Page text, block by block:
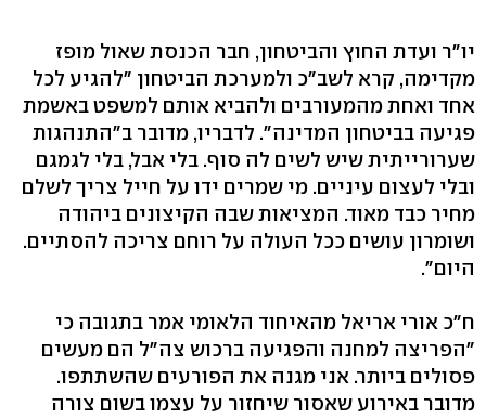
יו״ר ועדת החוץ והביטחון, חבר הכנסת שאול מופז
מקדימה, קרא לשב"כ ולמערכת הביטחון "להגיע לכל
אחד ואחת מהמעורבים ולהביא אותם למשפט באשמת
פגיעה בביטחון המדינה". לדבריו, מדובר ב"התנהגות
שערורייתית שיש לשים לה סוף. בלי אבל, בלי לגמגם
ובלי לעצום עיניים. מי שמרים ידו על חייל צריך לשלם
מחיר כבד מאוד. המציאות שבה הקיצונים ביהודה
ושומרון עושים ככל העולה על רוחם צריכה להסתיים.
היום".
ח"כ אורי אריאל מהאיחוד הלאומי אמר בתגובה כי
"הפריצה למחנה והפגיעה ברכוש צה"ל הם מעשים
פסולים ביותר. אני מגנה את הפורעים שהשתתפו.
מדובר באירוע שאסור שיחזור על עצמו בשום צורה